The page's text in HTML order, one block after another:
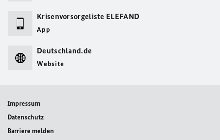
Krisenvorsorgeliste ELEFAND
App
Deutschland.de
Website
Impressum
Datenschutz
Barriere melden